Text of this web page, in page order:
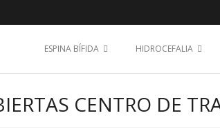
ESPINA BÍFIDA HIDROCEFALIA
CENTRO DE